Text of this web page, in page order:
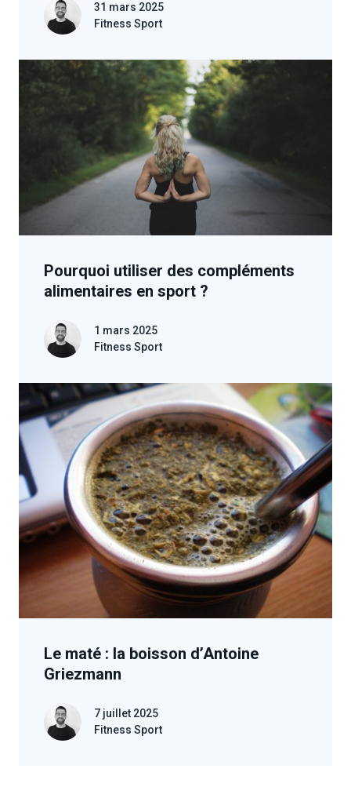
31 mars 2025
Fitness Sport
Pourquoi utiliser des compléments
alimentaires en sport ?
1 mars 2025
Fitness Sport
Le maté : la boisson d’Antoine
Griezmann
7 juillet 2025
Fitness Sport